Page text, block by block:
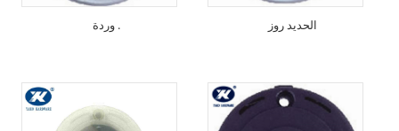
وردة . الحديد روز